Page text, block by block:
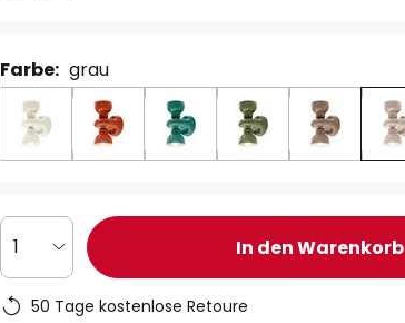
Farbe: grau
1 In den Warenkorb
50 Tage kostenlose Retoure